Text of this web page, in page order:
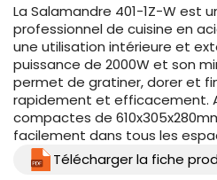
La Salamandre 401-1Z-W est
professionnel de cuisine en
une utilisation intérieure et
puissance de 2000W et son
permet de gratiner, dorer et
rapidement et efficacement.
compactes de
facilement dans tous les
Télécharger la fiche